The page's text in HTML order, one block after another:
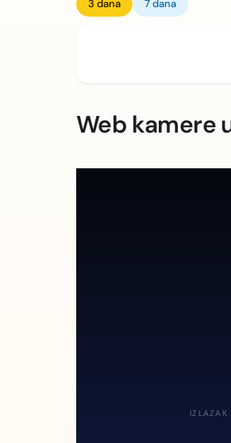
3 dana 7 dana
Web kamere
IZLAZAK